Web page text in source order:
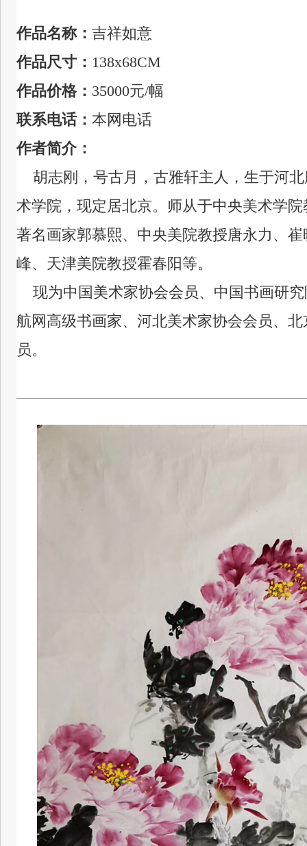
作品名称： 吉祥如意
作品尺寸： 138x68CM
作品价格： 35000元/幅
联系电话： 本网电话
作者简介：
胡志刚，号古月，古雅轩主人，生于河
术学院，现定居北京。 师从于中央美术学
著名画家郭慕熙、中央美院教授唐永力、
峰、天津美院教授霍春阳等。
现为中国美术家协会会员、中国书画研
航网高级书画家、河北美术家协会会员、
员。